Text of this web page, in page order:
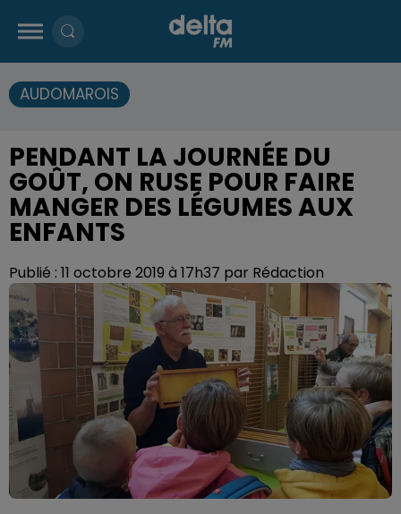
AUDOMAROIS
PENDANT LA JOURNÉE DU
GOÛT, ON RUSE POUR FAIRE
MANGER DES LÉGUMES AUX
ENFANTS
Publié : 11 octobre 2019 à 17h37 par Rédaction